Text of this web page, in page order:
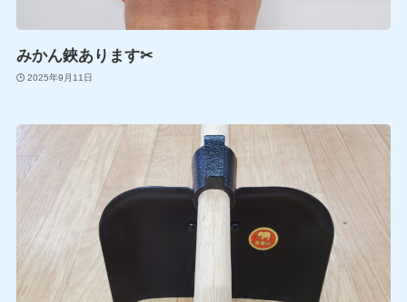
みかん鋏あります✂
2025年9月11日